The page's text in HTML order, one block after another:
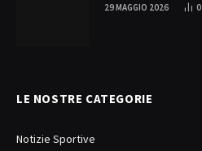
29 MAGGIO 2026 0
LE NOSTRE CATEGORIE
Notizie Sportive